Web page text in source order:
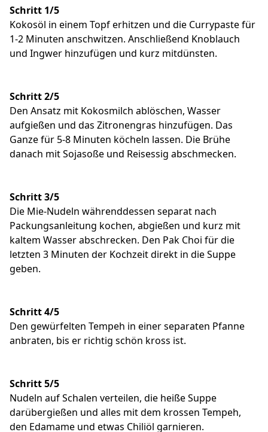
Schritt 1/5
Kokosöl in einem Topf erhitzen und die Currypaste für
1-2 Minuten anschwitzen. Anschließend Knoblauch
und Ingwer hinzufügen und kurz mitdünsten.
Schritt 2/5
Den Ansatz mit Kokosmilch ablöschen, Wasser
aufgießen und das Zitronengras hinzufügen. Das
Ganze für 5-8 Minuten köcheln lassen. Die Brühe
danach mit Sojasoße und Reisessig abschmecken.
Schritt 3/5
Die Mie-Nudeln währenddessen separat nach
Packungsanleitung kochen, abgießen und kurz mit
kaltem Wasser abschrecken. Den Pak Choi für die
letzten 3 Minuten der Kochzeit direkt in die Suppe
geben.
Schritt 4/5
Den gewürfelten Tempeh in einer separaten Pfanne
anbraten, bis er richtig schön kross ist.
Schritt 5/5
Nudeln auf Schalen verteilen, die heiße Suppe
darübergießen und alles mit dem krossen Tempeh,
den Edamame und etwas Chiliöl garnieren.